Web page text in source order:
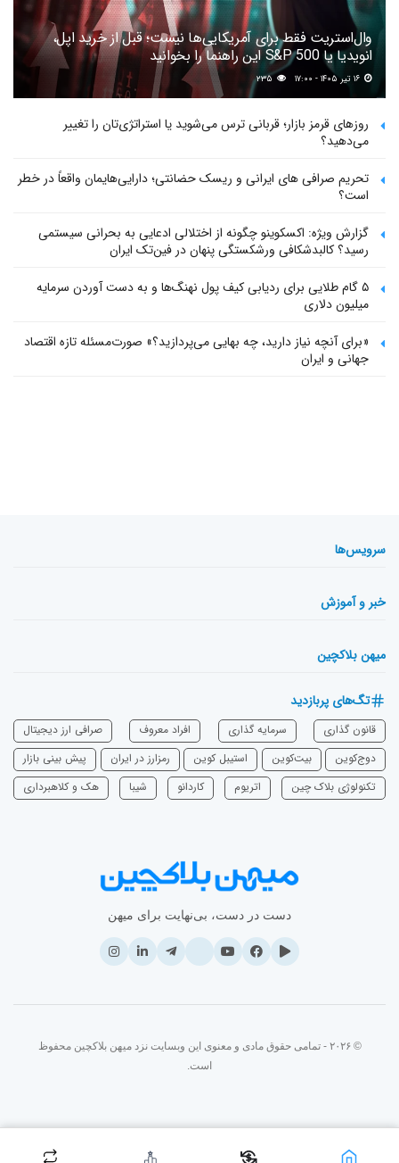
وال‌استریت فقط برای آمریکایی‌ها نیست؛ قبل از خرید اپل،
انویدیا یا S&P 500 این راهنما را بخوانید
۲۳۵
روزهای قرمز بازار؛ قربانی ترس می‌شوید یا استراتژی‌تان را تغییر
می‌دهید؟
تحریم صرافی های ایرانی و ریسک حضانتی؛ دارایی‌هایمان واقعاً در خطر
است؟
گزارش ویژه: اکسکوینو چگونه از اختلالی ادعایی به بحرانی سیستمی
رسید؟ کالبدشکافی ورشکستگی پنهان در فین‌تک ایران
۵ گام طلایی برای ردیابی کیف پول‌ نهنگ‌ها و به دست آوردن سرمایه
میلیون دلاری
«برای آنچه نیاز دارید، چه بهایی می‌پردازید؟» صورت‌مسئله تازه اقتصاد
جهانی و ایران
سرویس‌ها
خبر و آموزش
میهن بلاکچین
تگ‌های پربازدید
قانون گذاری سرمایه‌ گذاری افراد معروف
صرافی ارز دیجیتال
دوج‌کوین
بیت‌کوین استیبل کوین رمزارز در ایران
پیش بینی بازار
تکنولوژی بلاک چین
اتریوم ‌کاردانو شیبا هک و کلاهبرداری
دست در دست، بی‌نهایت برای میهن
© ۲۰۲۶ - تمامی حقوق مادی و معنوی این وبسایت نزد میهن بلاکچین محفوظ
است.